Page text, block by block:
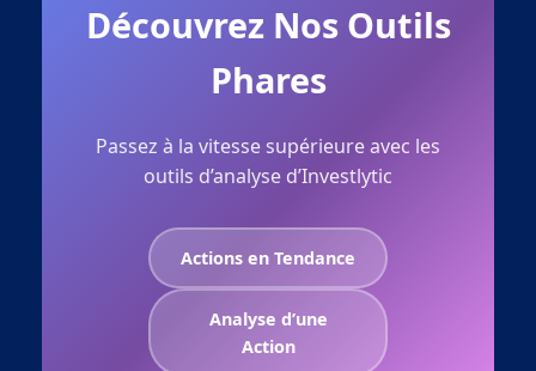
Découvrez Nos Outils
Phares
Passez à la vitesse supérieure avec les
outils d’analyse d’Investlytic
Actions en Tendance
Analyse d’une
Action